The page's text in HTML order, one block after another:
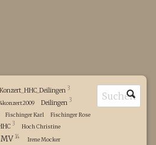
3
Deilingen 3
Fischinger Karl Fischinger Rose
3 Hoch Christine
14
Irene Mocker